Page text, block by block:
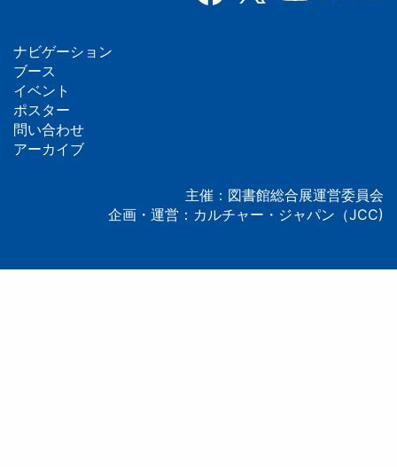
フ
ッ
タ
ナビゲーション
ブース
イベント
ポスター
問い合わせ
アーカイブ
主催：図書館総合展運営委員会
企画・運営：カルチャー・ジャパン（JCC)